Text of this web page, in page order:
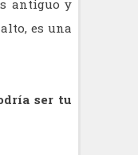
antiguo y
es una
ser tu